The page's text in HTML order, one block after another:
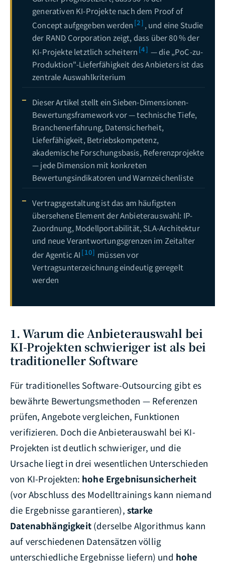
generativen KI-Projekte nach dem Proof of
Concept aufgegeben werden [2] , und eine Studie
der RAND Corporation zeigt, dass über 80 % der
KI-Projekte letztlich scheitern [4] — die „PoC-zu-
Produktion"-Lieferfähigkeit des Anbieters ist das
zentrale Auswahlkriterium
Dieser Artikel stellt ein Sieben-Dimensionen-
Bewertungsframework vor — technische Tiefe,
Branchenerfahrung, Datensicherheit,
Lieferfähigkeit, Betriebskompetenz,
akademische Forschungsbasis, Referenzprojekte
— jede Dimension mit konkreten
Bewertungsindikatoren und Warnzeichenliste
Vertragsgestaltung ist das am häufigsten
übersehene Element der Anbieterauswahl: IP-
Zuordnung, Modellportabilität, SLA-Architektur
und neue Verantwortungsgrenzen im Zeitalter
der Agentic AI [10] müssen vor
Vertragsunterzeichnung eindeutig geregelt
werden
1. Warum die Anbieterauswahl bei
KI-Projekten schwieriger ist als bei
traditioneller Software
Für traditionelles Software-Outsourcing gibt es
bewährte Bewertungsmethoden — Referenzen
prüfen, Angebote vergleichen, Funktionen
verifizieren. Doch die Anbieterauswahl bei KI-
Projekten ist deutlich schwieriger, und die
Ursache liegt in drei wesentlichen Unterschieden
von KI-Projekten: hohe Ergebnisunsicherheit
(vor Abschluss des Modelltrainings kann niemand
die Ergebnisse garantieren), starke
Datenabhängigkeit(derselbe Algorithmus kann
auf verschiedenen Datensätzen völlig
unterschiedliche Ergebnisse liefern) und hohe